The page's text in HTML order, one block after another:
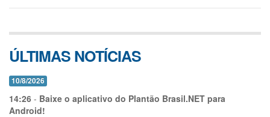
ÚLTIMAS NOTÍCIAS
10/8/2026
14:26 - Baixe o aplicativo do Plantão Brasil.NET para
Android!